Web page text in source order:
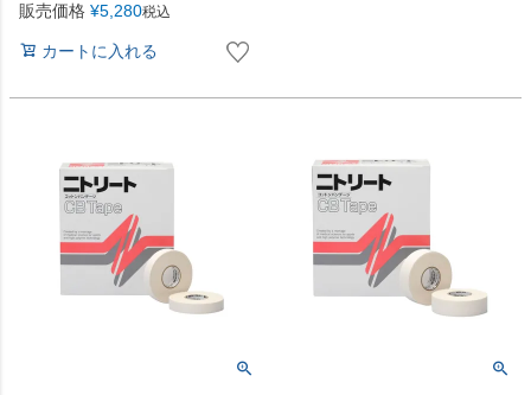
販売価格 ¥5,280税込
カートに入れる